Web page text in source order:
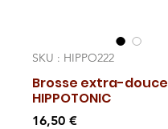
SKU : HIPPO222
Brosse extra-douce
HIPPOTONIC
16,50 €Prix